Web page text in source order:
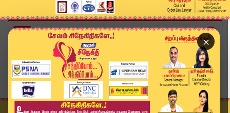
×
Home
வீடியோ ஸ்டோரி
SPEED NEWS TAMIL | Jun 20 -2026 | விரைவுச் செய்...